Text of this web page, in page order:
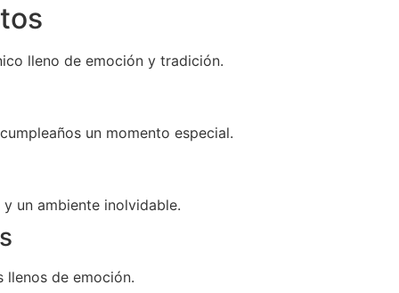
lleno de emoción y tradición.
un momento especial.
un ambiente inolvidable.
llenos de emoción.